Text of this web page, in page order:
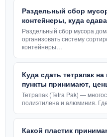
Раздельный сбор
контейнеры, куда
Раздельный сбор мусора
организовать систему
контейнеры…
Куда сдать тетрапак
пункты принимают,
Тетрапак (Tetra Pak) —
полиэтилена и алюминия.
Какой пластик